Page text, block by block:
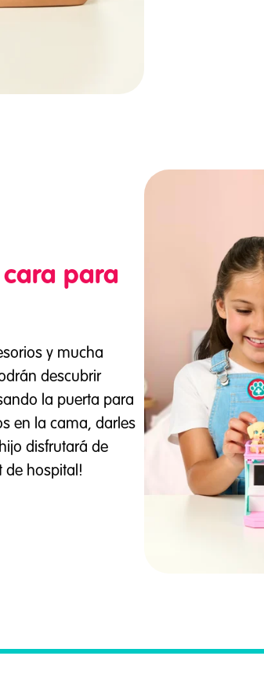
para
y mucha
descubrir
la puerta para
en la cama, darles
disfrutará de
de hospital!